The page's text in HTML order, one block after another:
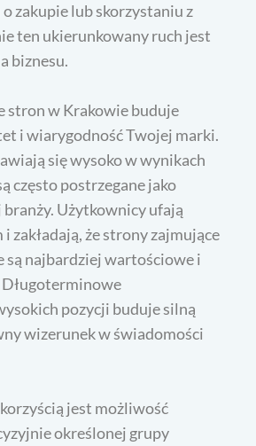
zakupie lub skorzystaniu z
ten ukierunkowany ruch jest
biznesu.
stron w Krakowie buduje
i wiarygodność Twojej marki.
się wysoko w wynikach
często postrzegane jako
Użytkownicy ufają
zakładają, że strony zajmujące
są najbardziej wartościowe i
pozycji buduje silną
wizerunek w świadomości
jest możliwość
określonej grupy